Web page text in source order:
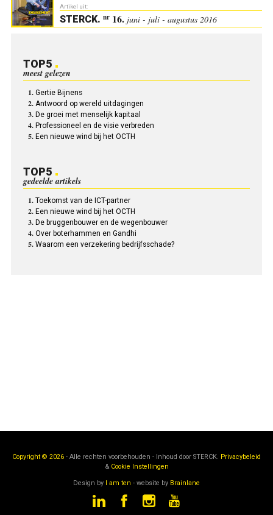
Artikel uit:
STERCK. nr16. juni - juli - augustus 2016
TOP5
meest gelezen
Gertie Bijnens
Antwoord op wereld uitdagingen
De groei met menselijk kapitaal
Professioneel en de visie verbreden
Een nieuwe wind bij het OCTH
TOP5
gedeelde artikels
Toekomst van de ICT-partner
Een nieuwe wind bij het OCTH
De bruggenbouwer en de wegenbouwer
Over boterhammen en Gandhi
Waarom een verzekering bedrijfsschade?
Copyright © 2026 - Alle rechten voorbehouden - Inhoud door STERCK. Privacybeleid
& Cookie Instellingen
Design by I am ten - website by Brainlane